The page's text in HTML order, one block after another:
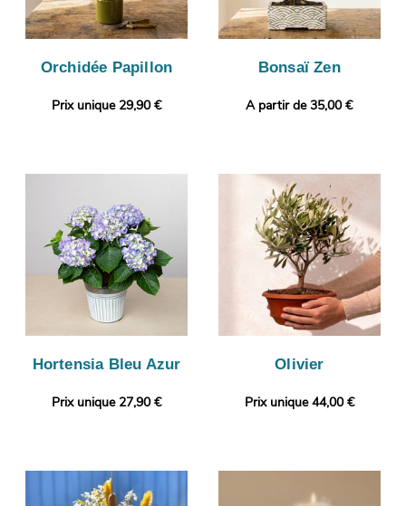
Orchidée Papillon
Prix unique 29,90 €
Bonsaï Zen
A partir de 35,00 €
Hortensia Bleu Azur
Prix unique 27,90 €
Olivier
Prix unique 44,00 €